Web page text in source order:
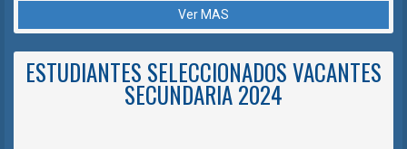
Ver MAS
ESTUDIANTES SELECCIONADOS VACANTES
SECUNDARIA 2024